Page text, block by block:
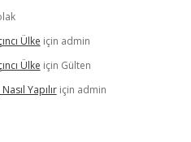
Ülke için admin
Ülke için Gülten
Yapılıriçin admin